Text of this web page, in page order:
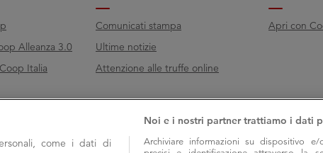
Alleanza 3.0
Italia
Comunicati stampa
Ultime notizie
Attenzione alle truffe online
Apri con
come i dati di
Noi e i nostri partner trattiamo i dati
Archiviare informazioni su dispositivo